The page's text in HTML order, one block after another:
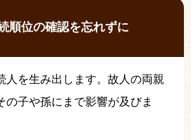
順位の確認を忘れずに
人を生み出します。故人の両親
の子や孫にまで影響が及びま